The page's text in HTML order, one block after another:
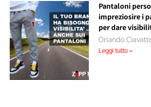
Pantaloni
impreziosire i
per dare
Orlando
Leggi tutto »